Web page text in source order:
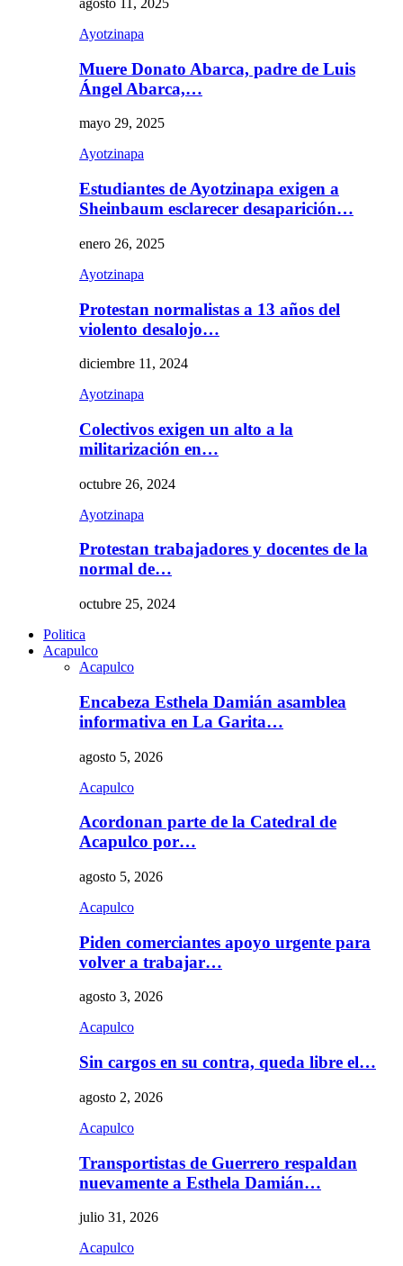
agosto 11, 2025
Ayotzinapa
Muere Donato Abarca, padre de Luis
Ángel Abarca,…
mayo 29, 2025
Ayotzinapa
Estudiantes de Ayotzinapa exigen a
Sheinbaum esclarecer desaparición…
enero 26, 2025
Ayotzinapa
Protestan normalistas a 13 años del
violento desalojo…
diciembre 11, 2024
Ayotzinapa
Colectivos exigen un alto a la
militarización en…
octubre 26, 2024
Ayotzinapa
Protestan trabajadores y docentes de la
normal de…
octubre 25, 2024
Politica
Acapulco
Acapulco
Encabeza Esthela Damián asamblea
informativa en La Garita…
agosto 5, 2026
Acapulco
Acordonan parte de la Catedral de
Acapulco por…
agosto 5, 2026
Acapulco
Piden comerciantes apoyo urgente para
volver a trabajar…
agosto 3, 2026
Acapulco
Sin cargos en su contra, queda libre el…
agosto 2, 2026
Acapulco
Transportistas de Guerrero respaldan
nuevamente a Esthela Damián…
julio 31, 2026
Acapulco